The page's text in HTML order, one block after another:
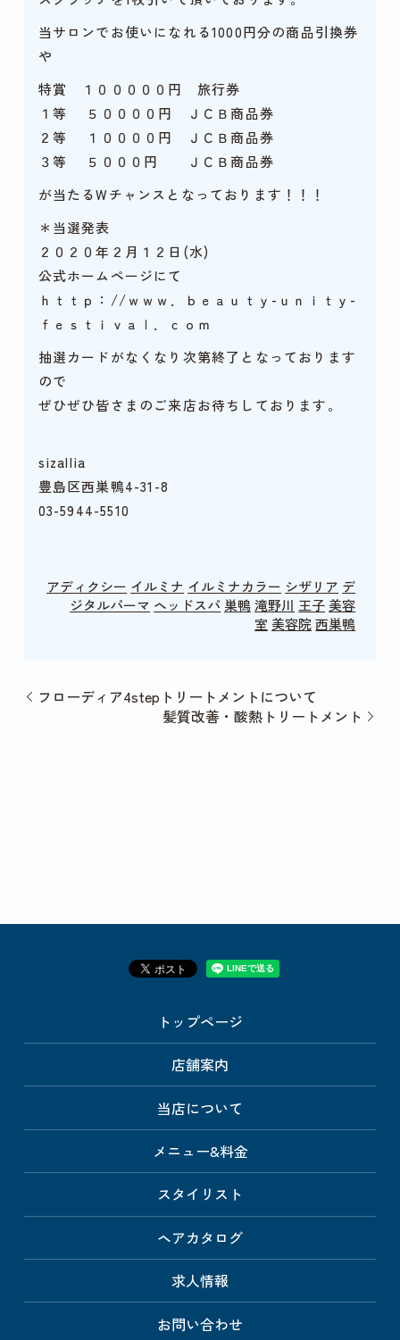
当サロンでお使いになれる1000円分の商品引換券
や
特賞 １０００００円 旅行券
１等 ５００００円 ＪＣＢ商品券
２等 １００００円 ＪＣＢ商品券
３等 ５０００円 ＪＣＢ商品券
が当たるWチャンスとなっております！！！
＊当選発表
２０２０年２月１２日(水)
公式ホームページにて
ｈｔｔｐ：//ｗｗｗ．ｂｅａｕｔｙ-ｕｎｉｔｙ-
ｆｅｓｔｉｖａｌ．ｃｏｍ
抽選カードがなくなり次第終了となっております
ので
ぜひぜひ皆さまのご来店お待ちしております。
sizallia
豊島区西巣鴨4-31-8
03-5944-5510
アディクシー イルミナ イルミナカラー シザリア デ
ジタルパーマ ヘッドスパ 巣鴨 滝野川 王子 美容
室 美容院西巣鴨
フローディア4stepトリートメントについて
髪質改善・酸熱トリートメント
トップページ
店舗案内
当店について
メニュー&料金
スタイリスト
ヘアカタログ
求人情報
お問い合わせ